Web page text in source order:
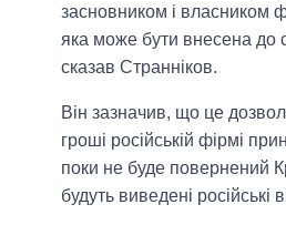
засновником і власником
яка може бути внесена до
сказав Странніков.
Він зазначив, що це
гроші російській фірмі
поки не буде повернений
будуть виведені російські